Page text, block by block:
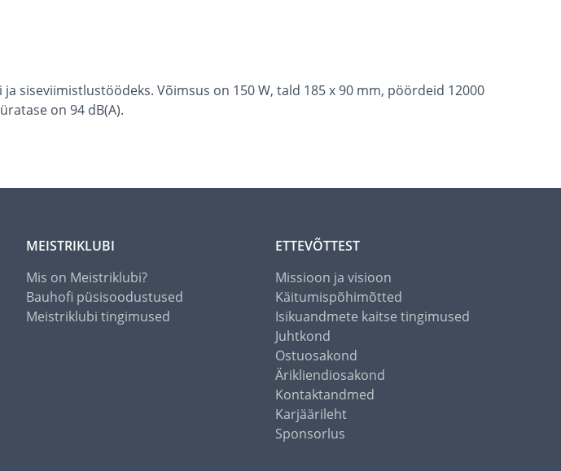
siseviimistlustöödeks. Võimsus on 150 W, tald 185 x 90 mm, pöördeid 12000
on 94 dB(A).
MEISTRIKLUBI
Mis on Meistriklubi?
Bauhofi püsisoodustused
Meistriklubi tingimused
ETTEVÕTTEST
Missioon ja visioon
Käitumispõhimõtted
Isikuandmete kaitse tingimused
Juhtkond
Ostuosakond
Ärikliendiosakond
Kontaktandmed
Karjäärileht
Sponsorlus